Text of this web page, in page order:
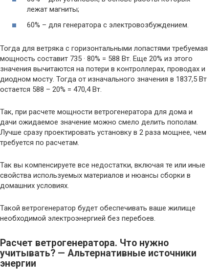
лежат магниты;
60% – для генератора с электровозбуждением.
Тогда для ветряка с горизонтальными лопастями требуемая
мощность составит 735 · 80% = 588 Вт. Еще 20% из этого
значения вычитаются на потери в контроллерах, проводах и
диодном мосту. Тогда от изначального значения в 1837,5 Вт
остается 588 – 20% = 470,4 Вт.
Так, при расчете мощности ветрогенератора для дома и
дачи ожидаемое значение можно смело делить пополам.
Лучше сразу проектировать установку в 2 раза мощнее, чем
требуется по расчетам.
Так вы компенсируете все недостатки, включая те или иные
свойства используемых материалов и нюансы сборки в
домашних условиях.
Такой ветрогенератор будет обеспечивать ваше жилище
необходимой электроэнергией без перебоев.
Расчет ветрогенератора. Что нужно
учитывать? — Альтернативные источники
энергии